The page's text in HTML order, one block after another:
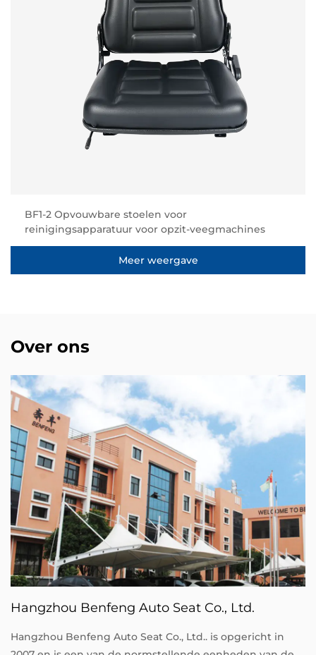
BF1-2 Opvouwbare stoelen voor
reinigingsapparatuur voor opzit-veegmachines
Meer weergave
Over ons
Hangzhou Benfeng Auto Seat Co., Ltd.
Hangzhou Benfeng Auto Seat Co., Ltd.. is opgericht in